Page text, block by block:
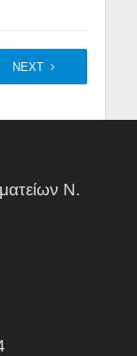
NEXT
Ν.